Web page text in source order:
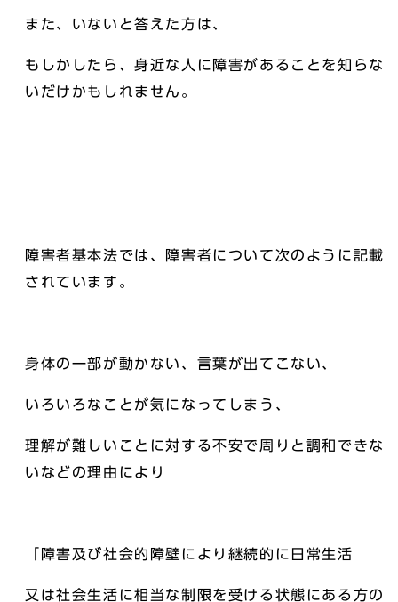
また、いないと答えた方は、
もしかしたら、身近な人に障害があることを知らな
いだけかもしれません。
障害者基本法では、障害者について次のように記載
されています。
身体の一部が動かない、言葉が出てこない、
いろいろなことが気になってしまう、
理解が難しいことに対する不安で周りと調和できな
いなどの理由により
「障害及び社会的障壁により継続的に日常生活
又は社会生活に相当な制限を受ける状態にある方の